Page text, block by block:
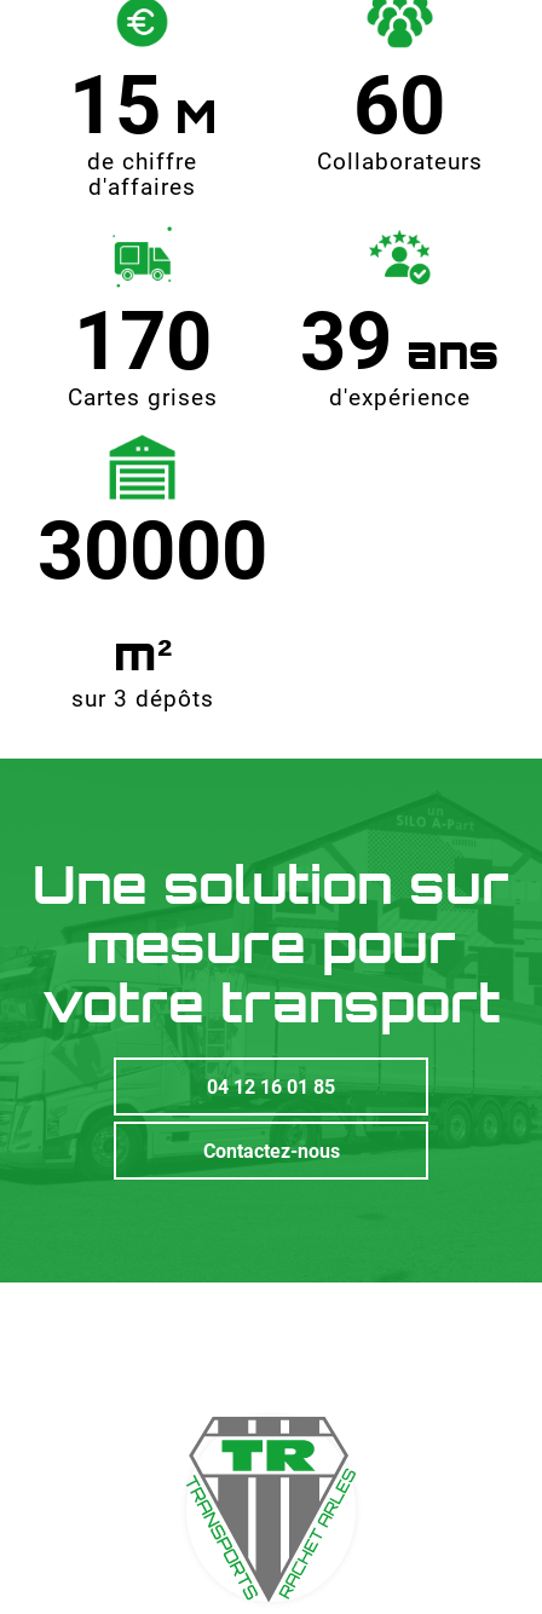
15
de chiffre
d'affaires
60
Collaborateurs
170
Cartes grises
39
d'expérience
30000
sur 3 dépôts
Une solution sur
mesure pour
votre transport
04 12 16 01 85
Contactez-nous